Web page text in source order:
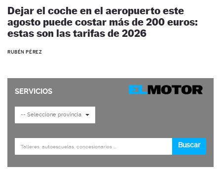
Dejar el coche en el aeropuerto este
agosto puede costar más de 200 euros:
estas son las tarifas de 2026
RUBÉN PÉREZ